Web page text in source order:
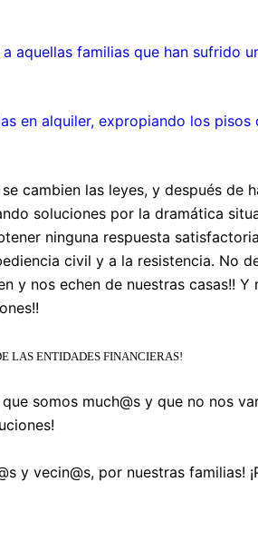
aquellas familias que han sufrido
en alquiler, expropiando los pisos
cambien las leyes, y después de
soluciones por la dramática
ninguna respuesta
civil y a la resistencia. No
y nos echen de nuestras casas!! Y
LAS ENTIDADES FINANCIERAS!
somos much@s y que no nos
y vecin@s, por nuestras familias!